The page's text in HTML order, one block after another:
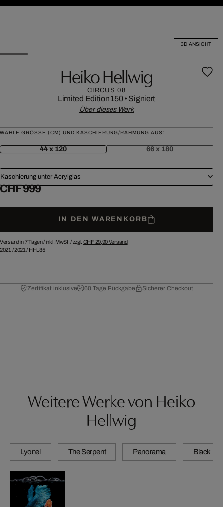
3D ANSICHT
Heiko Hellwig
CIRCUS 08
Limited Edition 150• Signiert
Über dieses Werk
WÄHLE GRÖSSE (CM) UND KASCHIERUNG/RAHMUNG AUS:
44 x 120 66 x 180
Kaschierung unter Acrylglas
CHF 999
IN DEN WARENKORB
Versand in 7 Tagen /inkl. MwSt. / zzgl. CHF 29,90Versand
2021 /2021 / HHL85
Zertifikat inklusive 60 Tage Rückgabe Sicherer Checkout
Weitere Werke von Heiko
Hellwig
Lyonel The Serpent Panorama Black